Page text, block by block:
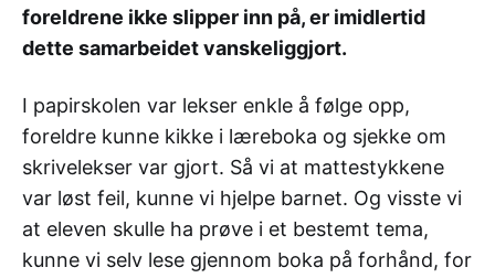
foreldrene ikke slipper inn på, er imidlertid
dette samarbeidet vanskeliggjort.
I papirskolen var lekser enkle å følge opp,
foreldre kunne kikke i læreboka og sjekke om
skrivelekser var gjort. Så vi at mattestykkene
var løst feil, kunne vi hjelpe barnet. Og visste vi
at eleven skulle ha prøve i et bestemt tema,
kunne vi selv lese gjennom boka på forhånd, for